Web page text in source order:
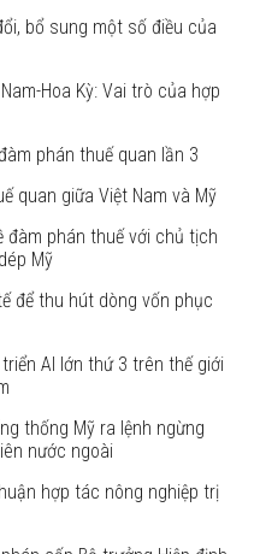
bổ sung một số điều của
Hoa Kỳ: Vai trò của hợp
phán thuế quan lần 3
quan giữa Việt Nam và Mỹ
đàm phán thuế với chủ tịch
Mỹ
để thu hút dòng vốn phục
AI lớn thứ 3 trên thế giới
thống Mỹ ra lệnh ngừng
nước ngoài
hợp tác nông nghiệp trị